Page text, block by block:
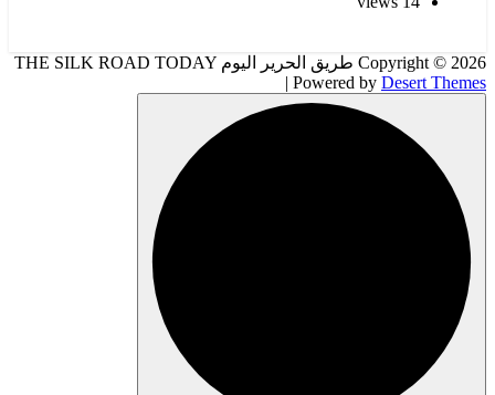
Copyright © 2026 طريق الحرير اليوم THE SILK ROAD TODAY
| Powered by Desert Themes